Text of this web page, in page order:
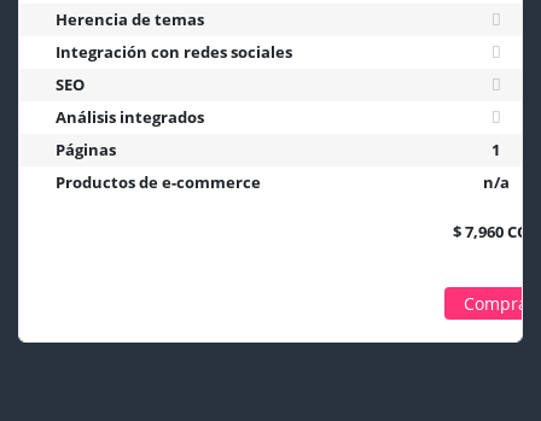
Herencia de temas
Integración con redes sociales
SEO
Análisis integrados
Páginas
1
Productos de e-commerce
n/a
$ 7,960 COP
Comprar